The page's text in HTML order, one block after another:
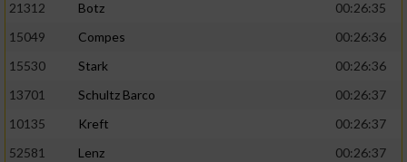
21312 Botz
00:26:35
15049
Compes
00:26:36
15530
Stark
00:26:36
13701
Schultz Barco
00:26:37
10135
Kreft
00:26:37
52581
Lenz
00:26:37